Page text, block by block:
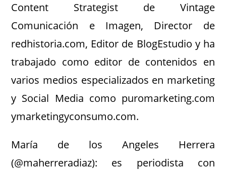
Content Strategist de Vintage
Comunicación e Imagen, Director de
redhistoria.com, Editor de BlogEstudio y ha
trabajado como editor de contenidos en
varios medios especializados en marketing
y Social Media como puromarketing.com
ymarketingyconsumo.com.
María de los Angeles Herrera
(@maherreradiaz): es periodista con